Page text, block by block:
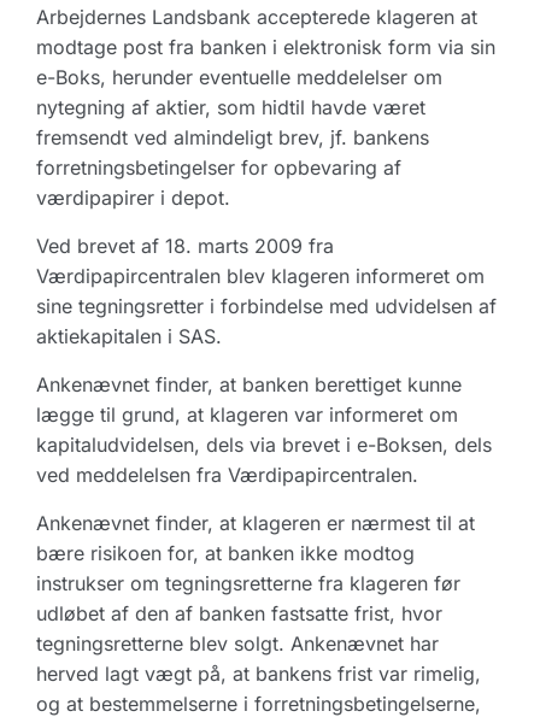
Arbejdernes Landsbank accepterede klageren at
modtage post fra banken i elektronisk form via sin
e-Boks, herunder eventuelle meddelelser om
nytegning af aktier, som hidtil havde været
fremsendt ved almindeligt brev, jf. bankens
forretningsbetingelser for opbevaring af
værdipapirer i depot.
Ved brevet af 18. marts 2009 fra
Værdipapircentralen blev klageren informeret om
sine tegningsretter i forbindelse med udvidelsen af
aktiekapitalen i SAS.
Ankenævnet finder, at banken berettiget kunne
lægge til grund, at klageren var informeret om
kapitaludvidelsen, dels via brevet i e-Boksen, dels
ved meddelelsen fra Værdipapircentralen.
Ankenævnet finder, at klageren er nærmest til at
bære risikoen for, at banken ikke modtog
instrukser om tegningsretterne fra klageren før
udløbet af den af banken fastsatte frist, hvor
tegningsretterne blev solgt. Ankenævnet har
herved lagt vægt på, at bankens frist var rimelig,
og at bestemmelserne i forretningsbetingelserne,